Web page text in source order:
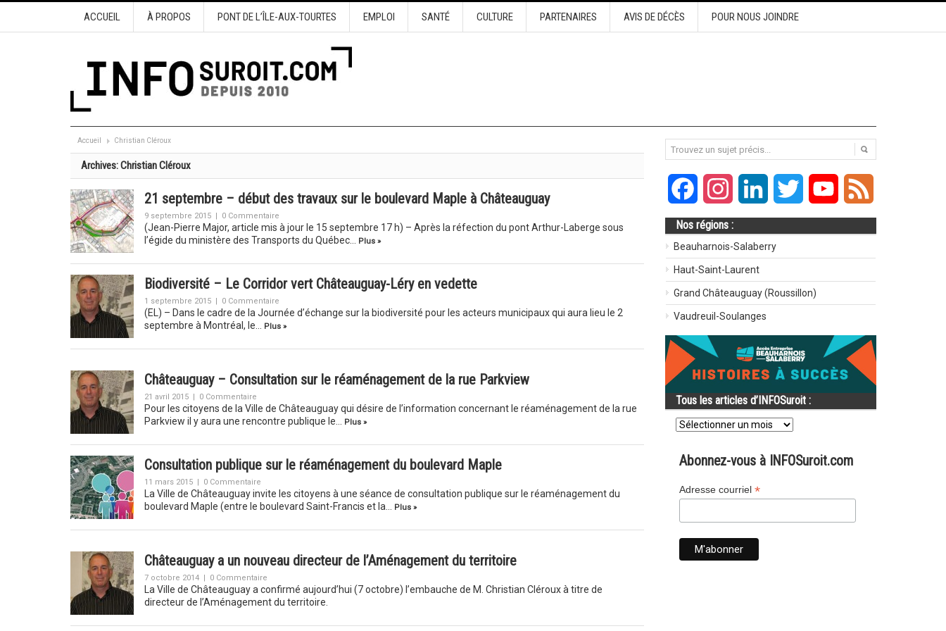
ACCUEIL À PROPOS PONT DE L’ÎLE-AUX-TOURTES EMPLOI SANTÉ CULTURE PARTENAIRES AVIS DE DÉCÈS POUR NOUS JOINDRE
Accueil Christian Cléroux
Archives:Christian Cléroux
21 septembre – début des travaux sur le boulevard Maple à Châteauguay
9 septembre 2015 | 0 Commentaire
(Jean-Pierre Major, article mis à jour le 15 septembre 17 h) – Après la réfection du pont Arthur-Laberge sous
l’égide du ministère des Transports du Québec…
Plus »
Biodiversité – Le Corridor vert Châteauguay-Léry en vedette
1 septembre 2015 | 0 Commentaire
(EL) – Dans le cadre de la Journée d’échange sur la biodiversité pour les acteurs municipaux qui aura lieu le 2
septembre à Montréal, le…
Plus »
Châteauguay – Consultation sur le réaménagement de la rue Parkview
21 avril 2015 | 0 Commentaire
Pour les citoyens de la Ville de Châteauguay qui désire de l’information concernant le réaménagement de la rue
Parkview il y aura une rencontre publique le…
Plus »
Consultation publique sur le réaménagement du boulevard Maple
11 mars 2015 | 0 Commentaire
La Ville de Châteauguay invite les citoyens à une séance de consultation publique sur le réaménagement du
boulevard Maple (entre le boulevard Saint-Francis et la…
Plus »
Châteauguay a un nouveau directeur de l’Aménagement du territoire
7 octobre 2014 | 0 Commentaire
La Ville de Châteauguay a confirmé aujourd’hui (7 octobre) l’embauche de M. Christian Cléroux à titre de
directeur de l’Aménagement du territoire.
FacebookInstagramLinkedIn Twitter YouTube
Nos régions :
Beauharnois-Salaberry
Haut-Saint-Laurent
Grand Châteauguay (Roussillon)
Vaudreuil-Soulanges
Tous les articles d’INFOSuroit :
Tous
les
d’INFOSuroit
Abonnez-vous à INFOSuroit.com
Adresse courriel *